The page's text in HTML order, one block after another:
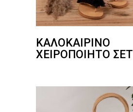
ΚΑΛΟΚΑΙΡΙΝΌ
ΧΕΙΡΟΠΟΊΗΤΟ ΣΕΤ